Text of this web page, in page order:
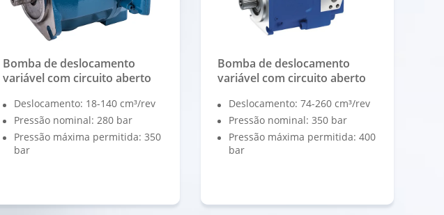
Bomba de deslocamento
variável com circuito aberto
Deslocamento: 18-140 cm³/rev
Pressão nominal: 280 bar
Pressão máxima permitida: 350
bar
Bomba de deslocamento
variável com circuito aberto
Deslocamento: 74-260 cm³/rev
Pressão nominal: 350 bar
Pressão máxima permitida: 400
bar